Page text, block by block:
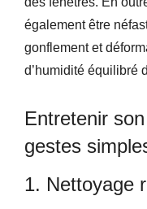
également être
gonflement et
d’humidité équilibré
Entretenir
gestes
1. Nettoyage